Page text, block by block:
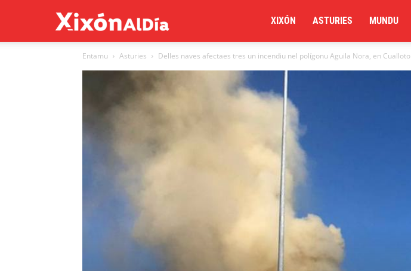
al
XIXÓN ASTURIES MUNDU
Entamu Asturies Delles naves afectaes tres un incendiu nel polígonu Aguila Nora, en Cualloto